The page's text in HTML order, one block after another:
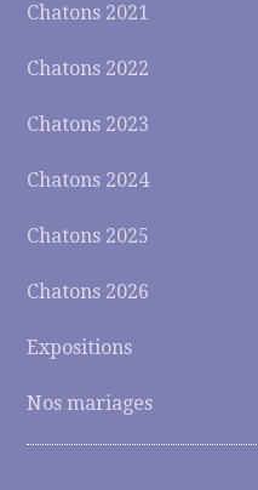
Chatons 2021
Chatons 2022
Chatons 2023
Chatons 2024
Chatons 2025
Chatons 2026
Expositions
Nos mariages